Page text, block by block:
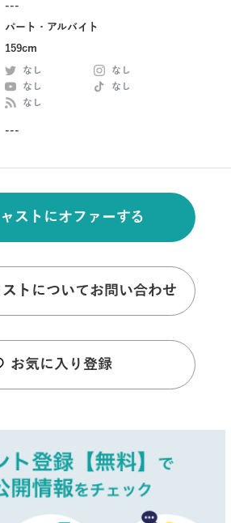
---
パート・アルバイト
159cm
なし
なし
なし
なし
なし
---
ストにオファーする
ストについてお問い合わせ
お気に入り登録